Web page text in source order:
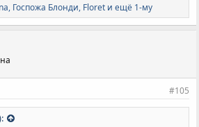
, Госпожа Блонди, Floret и ещё 1-му
#105